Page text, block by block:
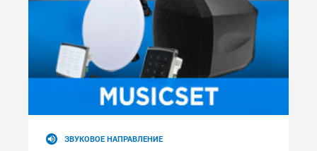
ЗВУКОВОЕ НАПРАВЛЕНИЕ